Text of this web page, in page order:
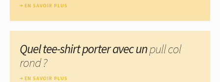
EN SAVOIR PLUS
Quel tee-shirt porter avec unpull col
rond ?
EN SAVOIR PLUS